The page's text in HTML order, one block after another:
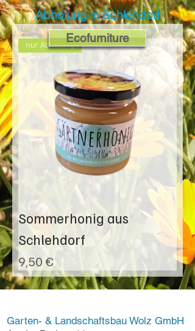
nur Abholung
Sommerhonig aus
Schlehdorf
Preis
9,50 €
Abholung in Schlehdorf
Ecofurniture
Garten- & Landschaftsbau Wolz GmbH